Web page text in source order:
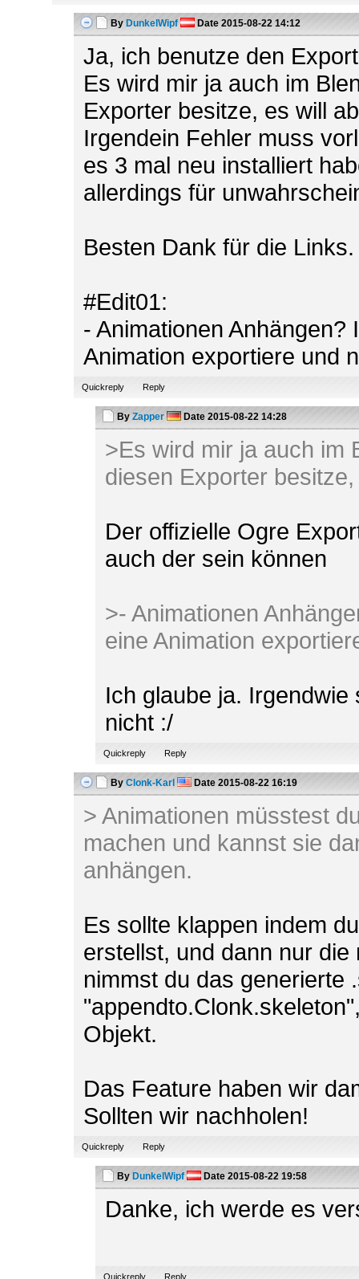
By DunkelWipf Date 2015-08-22 14:12
Ja, ich benutze den
Es wird mir ja auch im
Exporter besitze, es will
Irgendein Fehler muss
es 3 mal neu installiert
allerdings für
Besten Dank für die Links.
#Edit01:
- Animationen
Animation exportiere und
Quickreply Reply
By Zapper Date 2015-08-22 14:28
>Es wird mir ja auch im
diesen Exporter
Der offizielle Ogre
auch der sein können
>- Animationen
eine Animation
Ich glaube ja.
nicht :/
Quickreply Reply
By Clonk-Karl Date 2015-08-22 16:19
> Animationen müsstest
machen und kannst sie
anhängen.
Es sollte klappen indem
erstellst, und dann nur
nimmst du das generierte
Objekt.
Das Feature haben wir
Sollten wir nachholen!
Quickreply Reply
By DunkelWipf Date 2015-08-22 19:58
Danke, ich werde es
Quickreply Reply